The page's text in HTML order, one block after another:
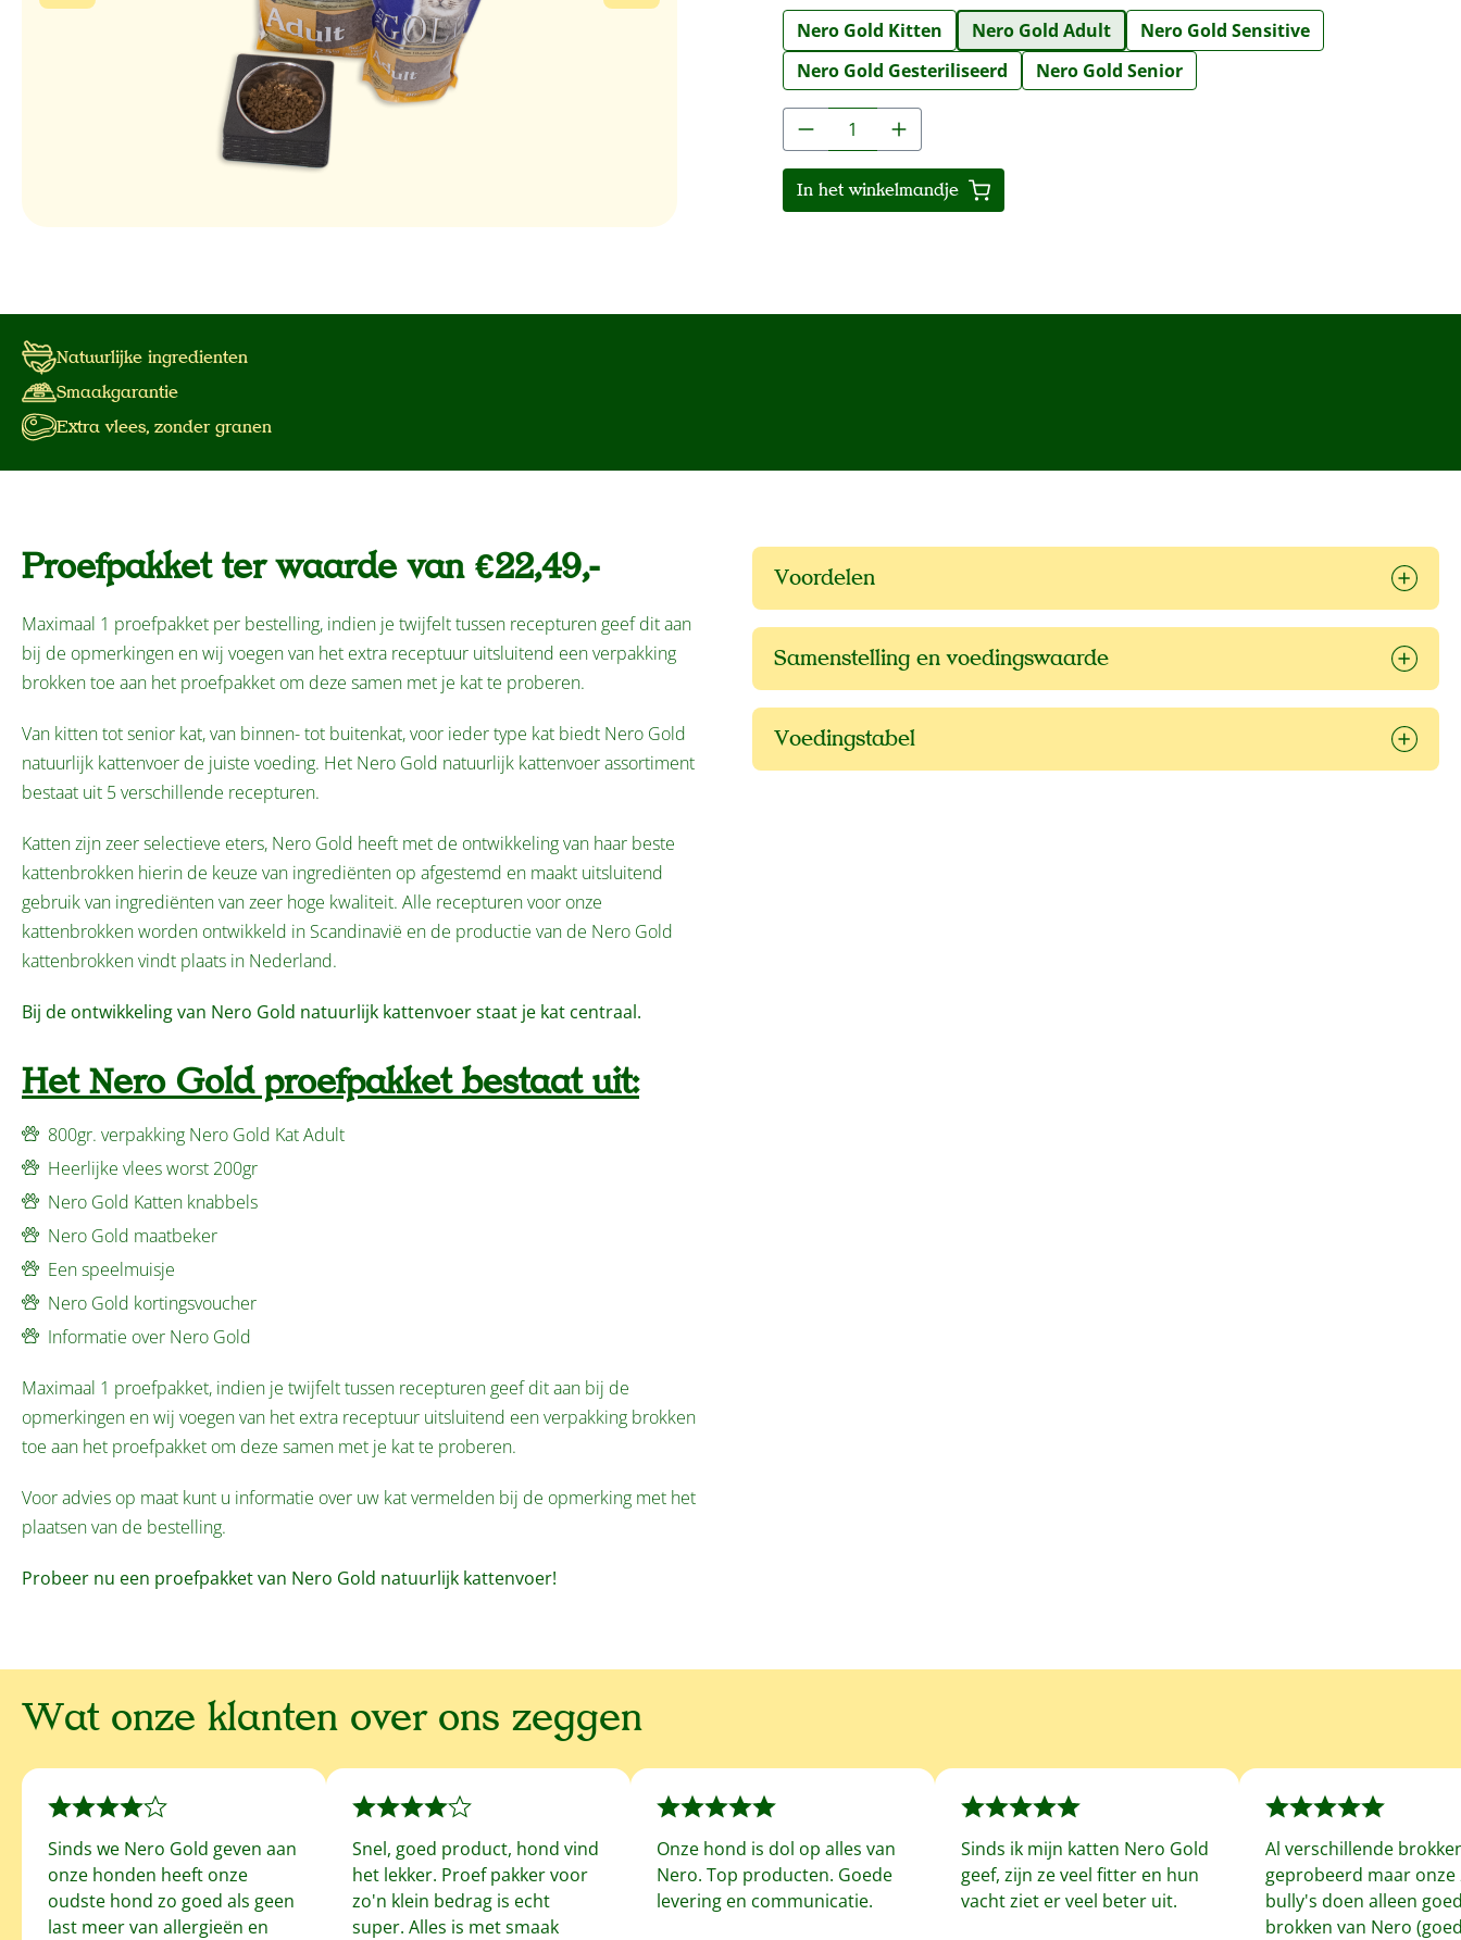
Nero Gold Kitten
Nero Gold Adult
Nero Gold Sensitive
Nero Gold Gesteriliseerd
Nero Gold Senior
Producthoeveelheid: Voer de gewenste hoeveelheid
In het winkelmandje
Natuurlijke ingredienten
Smaakgarantie
Extra vlees, zonder granen
Proefpakket ter waarde van €22,49,-
Maximaal 1 proefpakket per bestelling, indien je twijfelt tussen recepturen geef dit aan
bij de opmerkingen en wij voegen van het extra receptuur uitsluitend een verpakking
brokken toe aan het proefpakket om deze samen met je kat te proberen.
Van kitten tot senior kat, van binnen- tot buitenkat, voor ieder type kat biedt Nero Gold
natuurlijk kattenvoer de juiste voeding. Het Nero Gold natuurlijk kattenvoer assortiment
bestaat uit 5 verschillende recepturen.
Katten zijn zeer selectieve eters, Nero Gold heeft met de ontwikkeling van haar beste
kattenbrokken hierin de keuze van ingrediënten op afgestemd en maakt uitsluitend
gebruik van ingrediënten van zeer hoge kwaliteit. Alle recepturen voor onze
kattenbrokken worden ontwikkeld in Scandinavië en de productie van de Nero Gold
kattenbrokken vindt plaats in Nederland.
Bij de ontwikkeling van Nero Gold natuurlijk kattenvoer staat je kat centraal.
Het Nero Gold proefpakket bestaat uit:
800gr. verpakking Nero Gold Kat Adult
Heerlijke vlees worst 200gr
Nero Gold Katten knabbels
Nero Gold maatbeker
Een speelmuisje
Nero Gold kortingsvoucher
Informatie over Nero Gold
Maximaal 1 proefpakket, indien je twijfelt tussen recepturen geef dit aan bij de
opmerkingen en wij voegen van het extra receptuur uitsluitend een verpakking brokken
toe aan het proefpakket om deze samen met je kat te proberen.
Voor advies op maat kunt u informatie over uw kat vermelden bij de opmerking met het
plaatsen van de bestelling.
Probeer nu een proefpakket van Nero Gold natuurlijk kattenvoer!
Voordelen
Samenstelling en voedingswaarde
Voedingstabel
Wat onze klanten over ons zeggen
Sinds we Nero Gold geven aan
onze honden heeft onze
oudste hond zo goed als geen
last meer van allergieën en
Snel, goed product, hond vind
het lekker. Proef pakker voor
zo'n klein bedrag is echt
super. Alles is met smaak
Onze hond is dol op alles van
Nero. Top producten. Goede
levering en communicatie.
Sinds ik mijn katten Nero Gold
geef, zijn ze veel fitter en hun
vacht ziet er veel beter uit.
Al verschillende
geprobeerd maar onze
bully's doen alleen
brokken van Nero